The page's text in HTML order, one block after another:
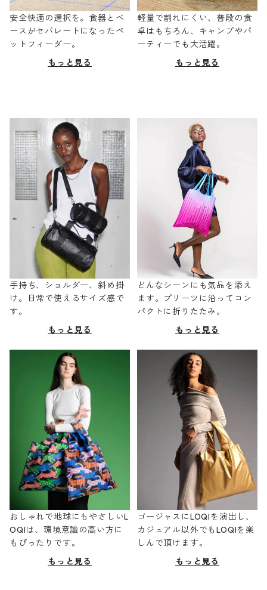
安全快適の選択を。食器とベ
ースがセパレートになったペ
ットフィーダー。
もっと見る
軽量で割れにくい、普段の食
卓はもちろん、キャンプやパ
ーティーでも大活躍。
もっと見る
手持ち、ショルダー、斜め掛
け。日常で使えるサイズ感で
す。
もっと見る
どんなシーンにも気品を添え
ます。プリーツに沿ってコン
パクトに折りたたみ。
もっと見る
おしゃれで地球にもやさしいL
OQIは、環境意識の高い方に
もぴったりです。
もっと見る
ゴージャスにLOQIを演出し、
カジュアル以外でもLOQIを楽
しんで頂けます。
もっと見る